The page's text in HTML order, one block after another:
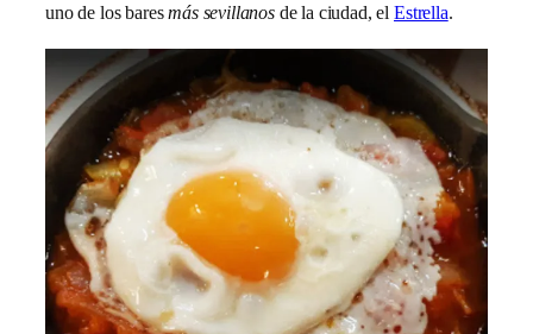
uno de los baresmás sevillanosde la ciudad, el Estrella.